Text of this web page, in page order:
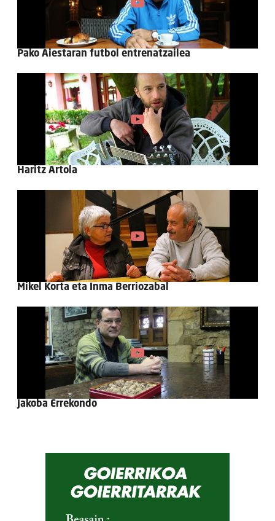
Pako Aiestaran futbol entrenatzailea
Haritz Artola
Mikel Korta eta Inma Berriozabal
Jakoba Errekondo